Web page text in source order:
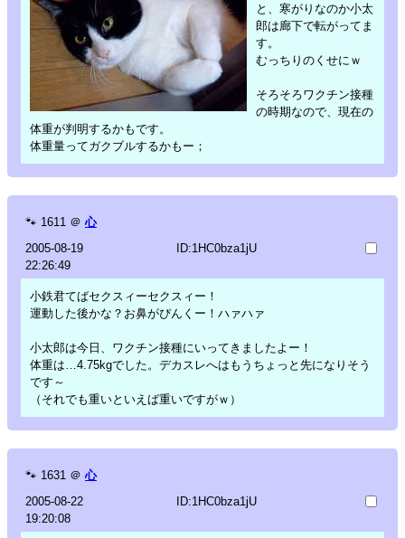
と、寒がりなのか小太
郎は廊下で転がってま
す。
むっちりのくせにｗ
そろそろワクチン接種
の時期なので、現在の
体重が判明するかもです。
体重量ってガクブルするかもー；
🐾 1611 ＠ 心
2005-08-19
22:26:49
ID:1HC0bza1jU
小鉄君てばセクスィーセクスィー！
運動した後かな？お鼻がぴんくー！ハァハァ
小太郎は今日、ワクチン接種にいってきましたよー！
体重は…4.75kgでした。デカスレへはもうちょっと先になりそう
です～
（それでも重いといえば重いですがｗ）
🐾 1631 ＠ 心
2005-08-22
19:20:08
ID:1HC0bza1jU